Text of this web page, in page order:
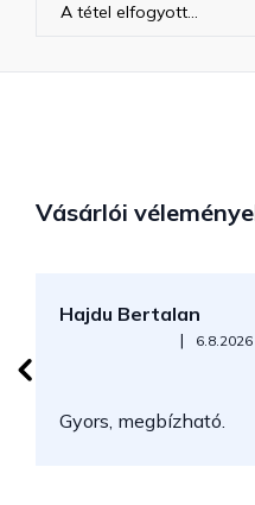
A tétel elfogyott…
Vásárlói
Hajdu Bertalan
Az áruház értékelése
| 6.8.2026
Gyors, megbízható.